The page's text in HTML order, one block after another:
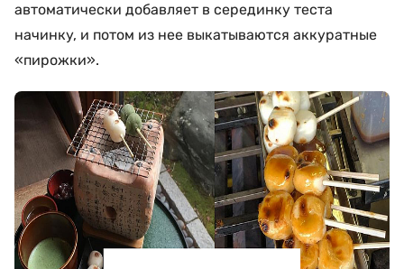
автоматически добавляет в серединку теста
начинку, и потом из нее выкатываются аккуратные
«пирожки».